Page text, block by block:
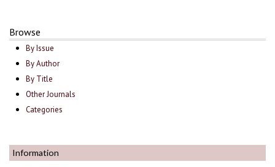
Browse
By Issue
By Author
By Title
Other Journals
Categories
Information